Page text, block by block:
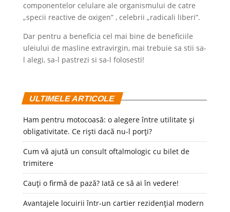
componentelor celulare ale organismului de catre
„specii reactive de oxigen” , celebrii „radicali liberi”.
Dar pentru a beneficia cel mai bine de beneficiile
uleiului de masline extravirgin, mai trebuie sa stii sa-
l alegi, sa-l pastrezi si sa-l folosesti!
ULTIMELE ARTICOLE
Ham pentru motocoasă: o alegere între utilitate și
obligativitate. Ce riști dacă nu-l porți?
Cum vă ajută un consult oftalmologic cu bilet de
trimitere
Cauți o firmă de pază? Iată ce să ai în vedere!
Avantajele locuirii într-un cartier rezidențial modern